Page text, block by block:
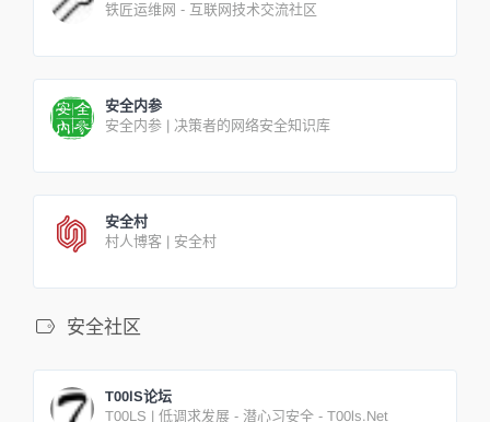
铁匠运维网 - 互联网技术交流社区
安全内参
安全内参 | 决策者的网络安全知识库
安全村
村人博客 | 安全村
安全社区
T00lS论坛
T00LS | 低调求发展 - 潜心习安全 - T00ls.Net